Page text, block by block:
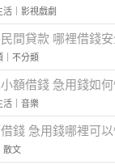
活 影視戲劇
間貸款 哪裡借錢
不分類
額借錢 急用錢如
活 音樂
錢 急用錢哪裡可
散文